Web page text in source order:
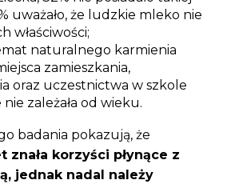
uważało, że ludzkie mleko nie
właściwości;
naturalnego karmienia
zamieszkania,
oraz uczestnictwa w szkole
zależała od wieku.
badania pokazują, że
znała korzyści płynące z
jednak nadal należy